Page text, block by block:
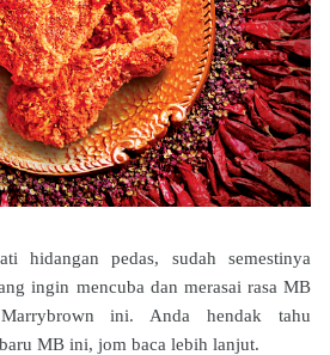
hidangan pedas, sudah semestinya
ingin mencuba dan merasai rasa MB
ini. Anda hendak tahu
MB ini, jom baca lebih lanjut.